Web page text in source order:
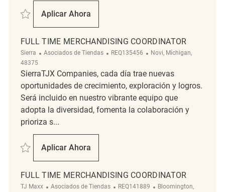
Salvar Retail Merchandising Supervisor REQ130928
Aplicar Ahora
Retail Merchandising Supervisor
FULL TIME MERCHANDISING COORDINATOR
Sierra Categoría
Asociados de Tiendas ReqId
REQ135456 Ubicación
Novi, Míchigan,
48375
SierraTJX Companies, cada día trae nuevas
oportunidades de crecimiento, exploración y logros.
Será incluido en nuestro vibrante equipo que
adopta la diversidad, fomenta la colaboración y
prioriza s...
Salvar Full Time Merchandising Coordinator REQ135456
Aplicar Ahora
Full Time Merchandising Coordinator
FULL TIME MERCHANDISING COORDINATOR
TJ Maxx Categoría
Asociados de Tiendas ReqId
REQ141889 Ubicación
Bloomington,